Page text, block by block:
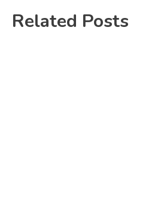
Related Posts